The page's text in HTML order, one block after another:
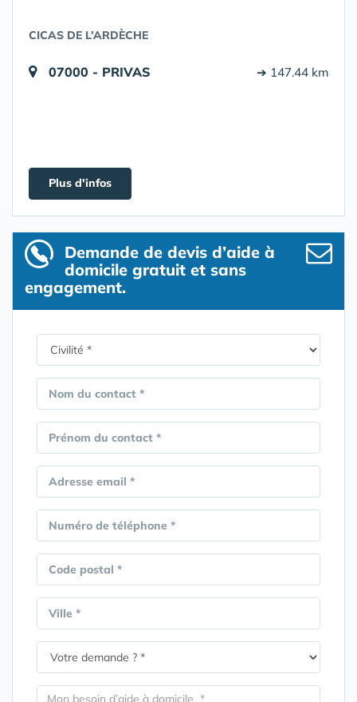
CICAS DE L’ARDÈCHE
07000 - PRIVAS ➔ 147.44 km
Plus d'infos
Demande de devis d’aide à
domicile gratuit et sans
engagement.
Nom du contact *
Prénom du contact *
Adresse email *
Numéro de téléphone *
Code postal *
Ville *